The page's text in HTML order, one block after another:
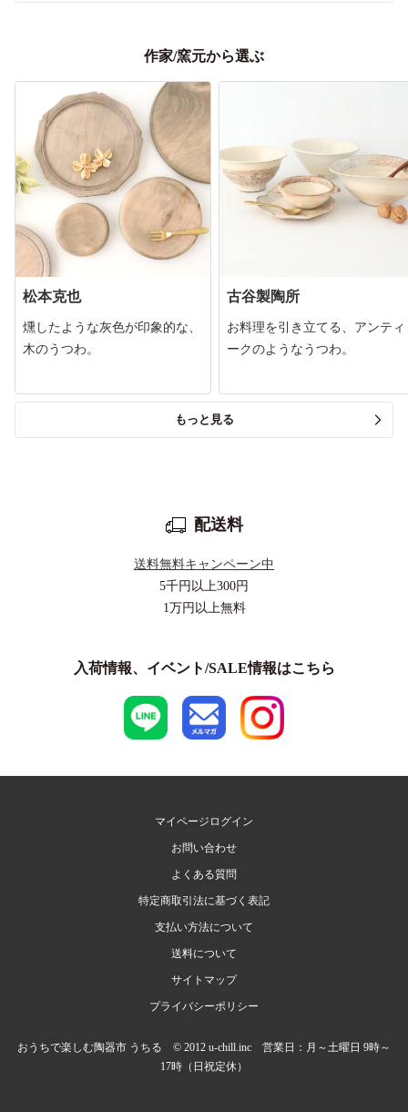
作家/窯元から選ぶ
松本克也
燻したような灰色が印象的な、
木のうつわ。
古谷製陶所
お料理を引き立てる、アンティ
ークのようなうつわ。
もっと見る
配送料
送料無料キャンペーン中
5千円以上300円
1万円以上無料
入荷情報、イベント/SALE情報はこちら
マイページログイン
お問い合わせ
よくある質問
特定商取引法に基づく表記
支払い方法について
送料について
サイトマップ
プライバシーポリシー
おうちで楽しむ陶器市 うちる © 2012 u-chill.inc 営業日：月～土曜日 9時～
17時（日祝定休）